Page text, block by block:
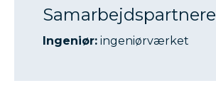
Samarbejdspartnere
Ingeniør: ingeniørværket